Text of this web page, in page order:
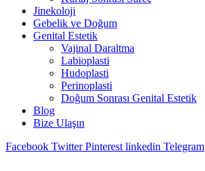
Jinekoloji
Gebelik ve Doğum
Genital Estetik
Vajinal Daraltma
Labioplasti
Hudoplasti
Perinoplasti
Doğum Sonrası Genital Estetik
Blog
Bize Ulaşın
Facebook Twitter Pinterest linkedin Telegram